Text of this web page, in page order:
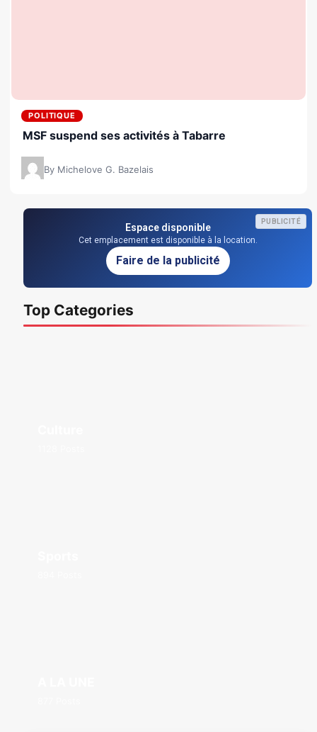
POLITIQUE
MSF suspend ses activités à Tabarre
By Michelove G. Bazelais
PUBLICITÉ
Espace disponible
Cet emplacement est disponible à la location.
Faire de la publicité
Top Categories